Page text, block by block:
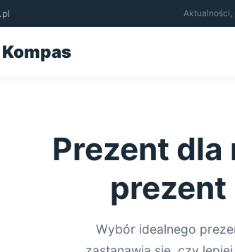
Aktualności,
Prezent dla
Wybór idealnego